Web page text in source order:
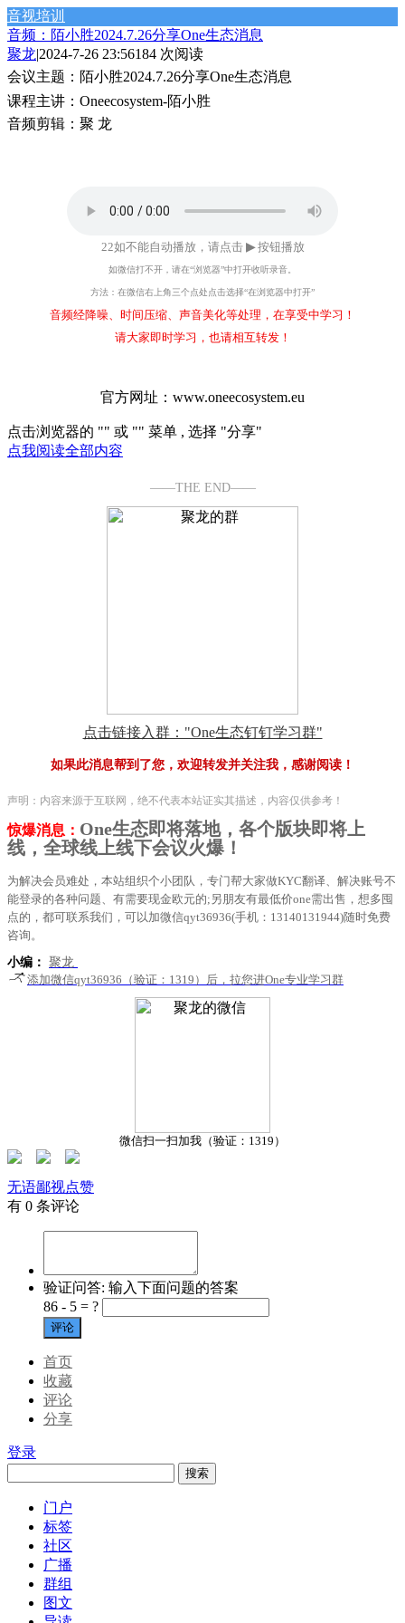
音视培训
音频：陌小胜2024.7.26分享One生态消息
聚龙|2024-7-26 23:56184 次阅读
会议主题： 陌小胜2024.7.26分享One生态消息
课程主讲： Oneecosystem-陌小胜
音频剪辑： 聚 龙
22如不能自动播放，请点击 ▶按钮播放
如微信打不开，请在“浏览器”中打开收听录音。
方法：在微信右上角三个点处点击选择“在浏览器中打开”
音频经降噪、时间压缩、声音美化等处理，在享受中学习！
请大家即时学习，也请相互转发！
官方网址： www.oneecosystem.eu
点击浏览器的 "" 或 "" 菜单 , 选择 "分享"
点我阅读全部内容
——THE END——
点击链接入群："One生态钉钉学习群"
如果此消息帮到了您，欢迎转发并关注我，感谢阅读！
声明：内容来源于互联网，绝不代表本站证实其描述，内容仅供参考！
惊爆消息： One生态即将落地，各个版块即将上
线，全球线上线下会议火爆！
为解决会员难处，本站组织个小团队，专门帮大家做KYC翻译、解决账号不
能登录的各种问题、有需要现金欧元的;另朋友有最低价one需出售，想多囤
点的，都可联系我们，可以加微信qyt36936(手机：13140131944)随时免费
咨询。
小编： 聚龙
添加微信qyt36936（验证：1319）后，拉您进One专业学习群
微信扫一扫加我（验证：1319）
无语鄙视点赞
有 0 条评论
验证问答: 输入下面问题的答案
86 - 5 = ?
评论
首页
收藏
评论
分享
登录
搜索
门户
标签
社区
广播
群组
图文